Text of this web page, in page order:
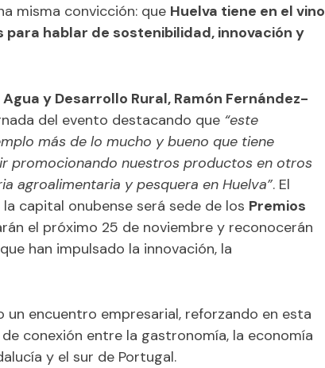
misma convicción: que Huelva tiene en el vino
hablar de sostenibilidad, innovación y
y Desarrollo Rural, Ramón Fernández-
del evento destacando que “este
más de lo mucho y bueno que tiene
promocionando nuestros productos en otros
agroalimentaria y pesquera en Huelva”. El
capital onubense será sede de los Premios
el próximo 25 de noviembre y reconocerán
han impulsado la innovación, la
un encuentro empresarial, reforzando en esta
conexión entre la gastronomía, la economía
y el sur de Portugal.